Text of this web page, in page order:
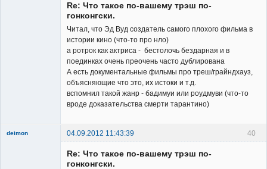
Re: Что такое по-вашему трэш по-
гонконгски.
Читал, что Эд Вуд создатель самого плохого фильма в
истории кино (что-то про нло)
а ротрок как актриса - бестолочь бездарная и в
поединках очень преочень часто дублирована
А есть документальные фильмы про треш/грайндхауз,
объясняющие что это, их истоки и т.д.
вспомнил такой жанр - бадимуи или роудмуви (что-то
вроде доказательства смерти тарантино)
40
deimon
04.09.2012 11:43:39
Re: Что такое по-вашему трэш по-
гонконгски.